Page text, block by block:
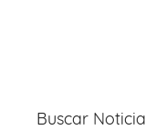
Buscar Noticia